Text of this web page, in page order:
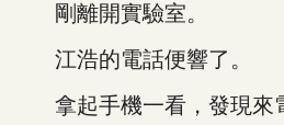
剛離開實驗室。
江浩的電話便響了。
拿起手機一看，發現來